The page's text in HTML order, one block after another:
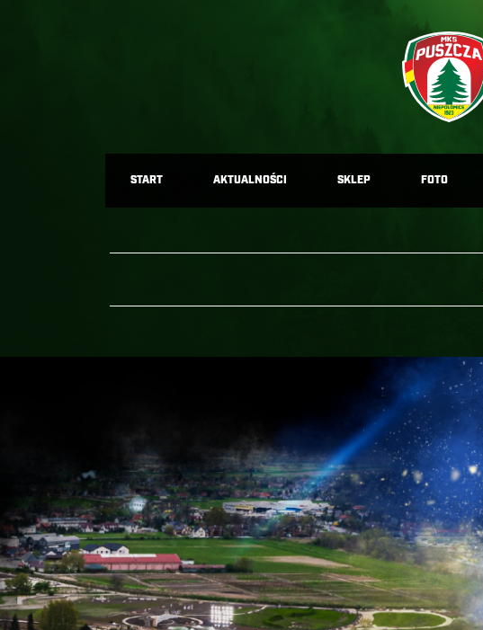
START AKTUALNOŚCI SKLEP FOTO